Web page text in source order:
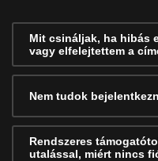
Mit csináljak, ha hibás
vagy elfelejtettem a
Nem tudok
Rendszeres
utalással, miért nincs